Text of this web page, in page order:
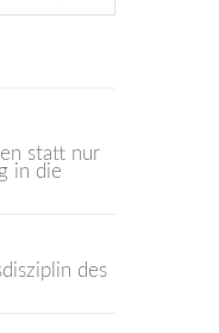
statt nur
in die
des